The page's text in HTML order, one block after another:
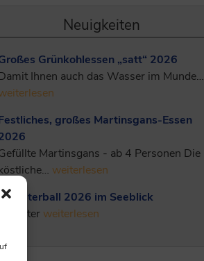
Neuigkeiten
Grünkohlessen „satt“ 2026
Ihnen auch das Wasser im Munde…
großes Martinsgans-Essen
Martinsgans - ab 4 Personen Die
weiterlesen
2026 im Seeblick
weiterlesen